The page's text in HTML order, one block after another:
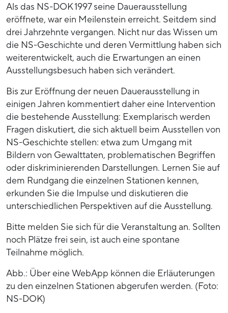
Als das NS-DOK 1997 seine Dauerausstellung
eröffnete, war ein Meilenstein erreicht. Seitdem sind
drei Jahrzehnte vergangen. Nicht nur das Wissen um
die NS-Geschichte und deren Vermittlung haben sich
weiterentwickelt, auch die Erwartungen an einen
Ausstellungsbesuch haben sich verändert.
Bis zur Eröffnung der neuen Dauerausstellung in
einigen Jahren kommentiert daher eine Intervention
die bestehende Ausstellung: Exemplarisch werden
Fragen diskutiert, die sich aktuell beim Ausstellen von
NS-Geschichte stellen: etwa zum Umgang mit
Bildern von Gewalttaten, problematischen Begriffen
oder diskriminierenden Darstellungen. Lernen Sie auf
dem Rundgang die einzelnen Stationen kennen,
erkunden Sie die Impulse und diskutieren die
unterschiedlichen Perspektiven auf die Ausstellung.
Bitte melden Sie sich für die Veranstaltung an. Sollten
noch Plätze frei sein, ist auch eine spontane
Teilnahme möglich.
Abb.: Über eine WebApp können die Erläuterungen
zu den einzelnen Stationen abgerufen werden. (Foto:
NS-DOK)